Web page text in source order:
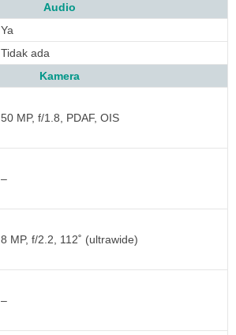
Audio
Ya
Tidak ada
Kamera
50 MP, f/1.8, PDAF, OIS
–
8 MP, f/2.2, 112˚ (ultrawide)
–